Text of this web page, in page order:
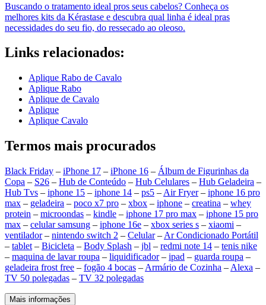
Buscando o tratamento ideal pros seus cabelos? Conheça os
melhores kits da Kérastase e descubra qual linha é ideal pras
necessidades do seu fio, do ressecado ao oleoso.
Links relacionados:
Aplique Rabo de Cavalo
Aplique Rabo
Aplique de Cavalo
Aplique
Aplique Cavalo
Termos mais procurados
Black Friday – iPhone 17 – iPhone 16 – Álbum de Figurinhas da
Copa – S26 – Hub de Conteúdo – Hub Celulares – Hub Geladeira –
Hub Tvs – iphone 15 – iphone 14 – ps5 – Air Fryer– iphone 16 pro
max – geladeira – poco x7 pro – xbox – iphone – creatina – whey
protein – microondas – kindle – iphone 17 pro max – iphone 15 pro
max – celular samsung – iphone 16e – xbox series s – xiaomi –
ventilador– nintendo switch 2 – Celular– Ar Condicionado Portátil
– tablet – Bicicleta – Body Splash – jbl – redmi note 14 – tenis nike
– maquina de lavar roupa – liquidificador– ipad – guarda roupa –
geladeira frost free – fogão 4 bocas – Armário de Cozinha – Alexa –
TV 50 polegadas – TV 32 polegadas
Mais informações